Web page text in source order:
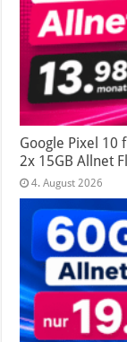
Google Pixel 10
2x 15GB Allnet
4. August 2026